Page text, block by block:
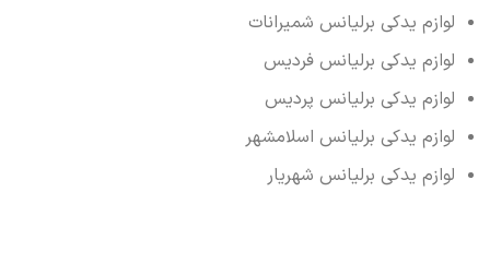
لوازم یدکی برلیانس شمیرانات
لوازم یدکی برلیانس فردیس
لوازم یدکی برلیانس پردیس
لوازم یدکی برلیانس اسلامشهر
لوازم یدکی برلیانس شهریار